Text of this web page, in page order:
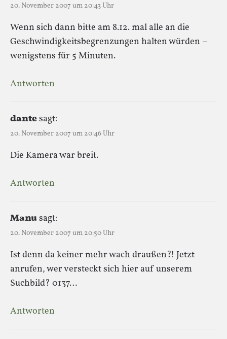
20. November 2007 um 20:43 Uhr
Wenn sich dann bitte am 8.12. mal alle an die
Geschwindigkeitsbegrenzungen halten würden –
wenigstens für 5 Minuten.
Antworten
dantesagt:
20. November 2007 um 20:46 Uhr
Die Kamera war breit.
Antworten
Manusagt:
20. November 2007 um 20:50 Uhr
Ist denn da keiner mehr wach draußen?! Jetzt
anrufen, wer versteckt sich hier auf unserem
Suchbild? 0137…
Antworten